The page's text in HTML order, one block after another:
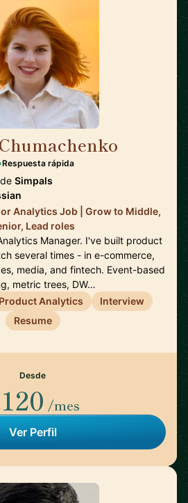
Respuesta rápida
Simpals
or Analytics Job | Grow to Middle,
Lead roles
Manager. I've built product
several times - in e-commerce,
media, and fintech. Event-based
metric trees, DW…
Product Analytics
Interview
Resume
Desde
/mes
Ver Perfil